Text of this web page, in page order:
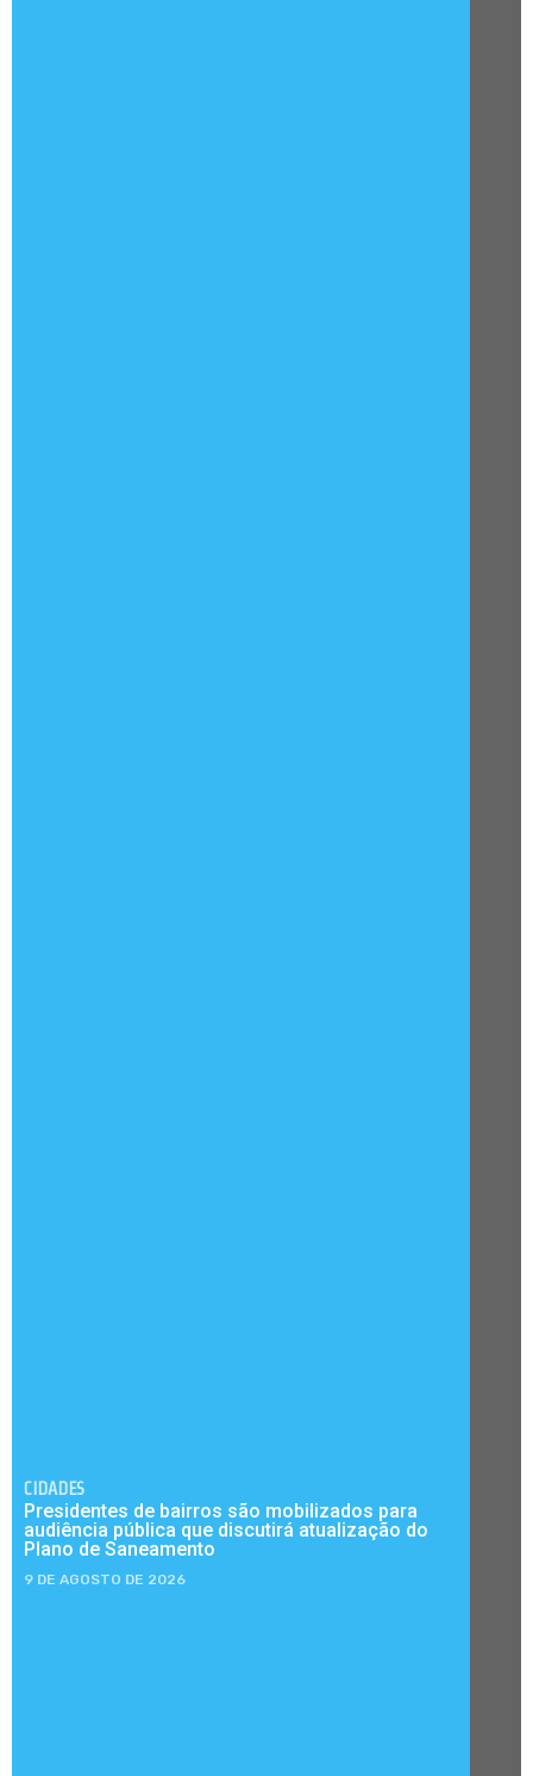
CIDADES
Presidentes de bairros são mobilizados para
audiência pública que discutirá atualização do
Plano de Saneamento
9 DE AGOSTO DE 2026